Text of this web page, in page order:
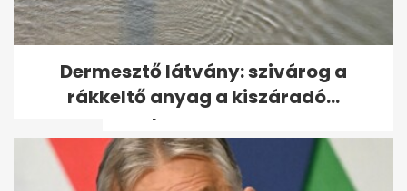
Ross Godfrey elárulta, mit
jelent neki a Sziget és
Budapest
Dermesztő látvány: szivárog a
rákkeltő anyag a kiszáradó...